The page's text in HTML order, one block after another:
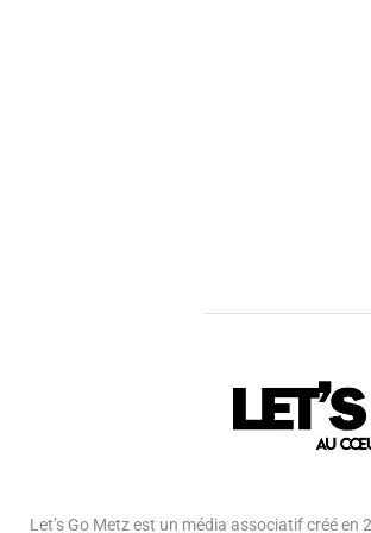
Let’s Go Metz est un média associatif créé